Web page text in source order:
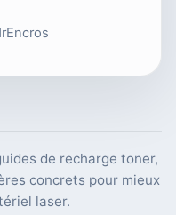
de recharge toner,
concrets pour mieux
laser.